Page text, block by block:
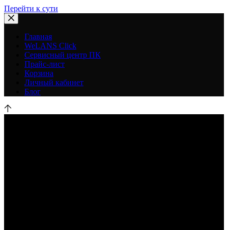
Перейти к сути
Главная
WeLANS Click
Сервисный центр ПК
Прайс-лист
Корзина
Личный кабинет
Блог